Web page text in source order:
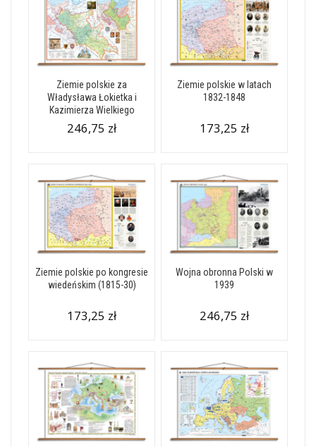
Ziemie polskie za
Władysława Łokietka i
Kazimierza Wielkiego
246,75 zł
Ziemie polskie w latach
1832-1848
173,25 zł
Ziemie polskie po kongresie
wiedeńskim (1815-30)
173,25 zł
Wojna obronna Polski w
1939
246,75 zł